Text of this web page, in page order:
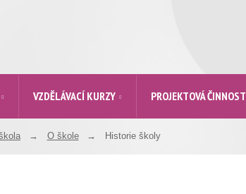
VZDĚLÁVACÍ KURZY PROJEKTOVÁ ČINNOST
O škole Historie školy